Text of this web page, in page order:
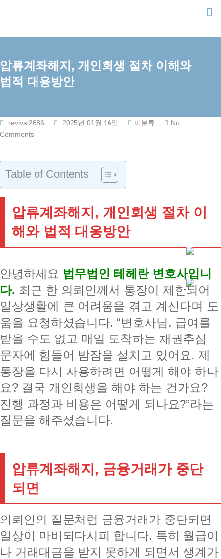
content
압류계좌해지, 개인회생 절차 이해와
법적 대응방안
revival2686 2025년 01월 16일 미분류
No
Comments
Table of Contents
압류계좌해지, 개인회생 절차 이
해와 법적 대응방안
안녕하세요 법무법인 테헤란 변호사입니
다. 최근 한 의뢰인께서 통장이 제한되어
일상생활에 큰 어려움을 겪고 계신다며 도
움을 요청하셨습니다. “변호사님, 급여를
받을 수도 없고 매일 도착하는 채권추심
문자에 힘들어 밤잠을 설치고 있어요. 제
통장을 다시 사용하려면 어떻게 해야 하나
요? 결국 개인회생을 해야 하는 건가요?
진행 과정과 비용은 어떻게 되나요?”라는
질문을 해주셨습니다.
압류계좌해지, 금융거래가 중단
되면
의뢰인의 질문처럼 금융거래가 중단되면
일상이 마비되다시피 합니다. 특히 월급이
나 거래대금을 받지 못하게 되면서 생계가